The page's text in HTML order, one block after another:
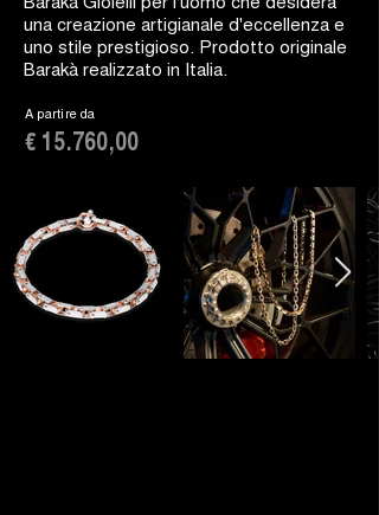
una creazione artigianale d'eccellenza e
uno stile prestigioso. Prodotto originale
Barakà realizzato in Italia.
A partire da
€ 15.760,00